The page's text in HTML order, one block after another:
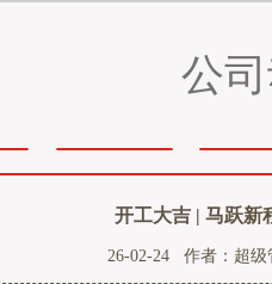
公
开工大吉 | 马跃新
26-02-24 作者：超